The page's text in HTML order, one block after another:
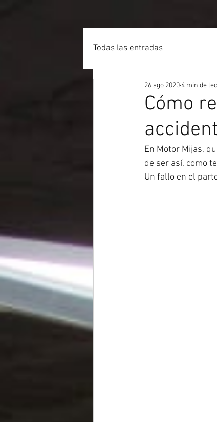
Todas las entradas
Cómo
26 ago 20204 min de
En Motor Mijas,
de ser así, como
Un fallo en el